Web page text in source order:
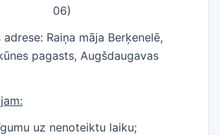
06)
Raiņa māja Berķenelē,
pagasts, Augšdaugavas
uz nenoteiktu laiku;